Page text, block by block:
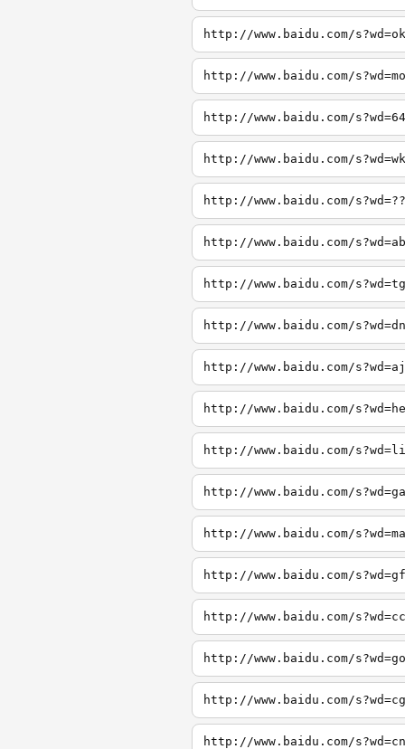
http://www.baidu.com/s?wd=ok
http://www.baidu.com/s?wd=mo
http://www.baidu.com/s?wd=64
http://www.baidu.com/s?wd=wk
http://www.baidu.com/s?wd=??
http://www.baidu.com/s?wd=ab
http://www.baidu.com/s?wd=tg
http://www.baidu.com/s?wd=dn
http://www.baidu.com/s?wd=aj
http://www.baidu.com/
http://www.baidu.com/
http://www.baidu.com/
http://www.baidu.com/
http://www.baidu.com/
http://www.baidu.com/
http://www.baidu.com/
http://www.baidu.com/
http://www.baidu.com/